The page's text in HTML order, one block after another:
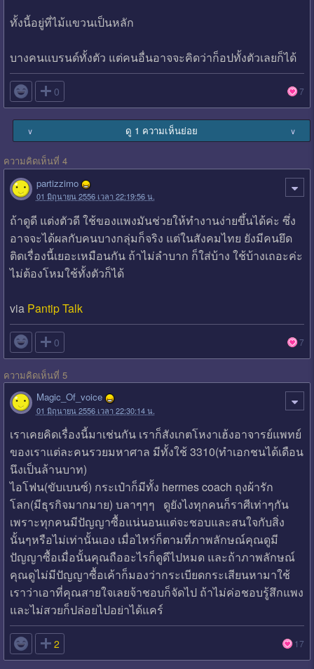
ทั้งนี้อยู่ที่ไม้แขวนเป็นหลัก
บางคนแบรนด์ทั้งตัว แต่คนอื่นอาจจะคิดว่าก็อปทั้งตัวเลยก็ได้
 0 7
∨ ดู 1 ความเห็นย่อย ∨
ความคิดเห็นที่ 4
partizzimo
01 มิถุนายน 2556 เวลา 22:19:56 น.
ถ้าดูดี แต่งตัวดี ใช้ของแพงมันช่วยให้ทำงานง่ายขึ้นได้ค่ะ ซึ่ง
อาจจะได้ผลกับคนบางกลุ่มก็จริง แต่ในสังคมไทย ยังมีคนยึด
ติดเรื่องนี้เยอะเหมือนกัน ถ้าไม่ลำบาก ก็ใส่บ้าง ใช้บ้างเถอะค่ะ
ไม่ต้องโหมใช้ทั้งตัวก็ได้
via Pantip Talk
 0 7
ความคิดเห็นที่ 5
Magic_Of_voice
01 มิถุนายน 2556 เวลา 22:30:14 น.
เราเคยคิดเรื่องนี้มาเช่นกัน เราก็สังเกตโหงาเฮ้งอาจารย์แพทย์
ของเราแต่ละคนรวยมหาศาล มีทั้งใช้ 3310(ทำเอกชนได้เดือน
นึงเป็นล้านบาท)
ไอโฟน(ขับเบนซ์) กระเป๋าก็มีทั้ง hermes coach ถุงผ้ารัก
โลก(มีธุรกิจมากมาย) บลาๆๆๆ ดูยังไงทุกคนก็ราศีเท่าๆกัน
เพราะทุกคนมีปัญญาซื้อแน่นอนแต่จะชอบและสนใจกับสิ่ง
นั้นๆหรือไม่เท่านั้นเอง เมื่อไหร่ก็ตามที่ภาพลักษณ์คุณดูมี
ปัญญาซื้อเมื่อนั้นคุณถืออะไรก็ดูดีไปหมด และถ้าภาพลักษณ์
คุณดูไม่มีปัญญาซื้อเค้าก็มองว่ากระเบียดกระเสียนหามาใช้
เราว่าเอาที่คุณสายใจเลยจ้าชอบก็จัดไป ถ้าไม่ค่อชอบรู้สึกแพง
และไม่สวยก็ปล่อยไปอย่าได้แคร์
 2 17